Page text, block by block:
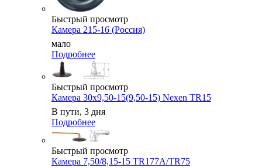
Быстрый просмотр
Камера 215-16 (Россия)
мало
Подробнее
Быстрый просмотр
Камера 30x9,50-15(9,50-15) Nexen TR15
В пути, 3 дня
Подробнее
Быстрый просмотр
Камера 7,50/8,15-15 TR177A/TR75